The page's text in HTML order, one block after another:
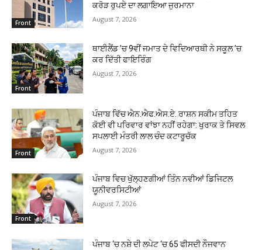
Front
ਕਰੋੜ ਰੁਪਏ ਦਾ ਲਗਾਇਆ ਜੁਰਮਾਨਾ
August 7, 2026
Front
ਥਾਈਲੈਂਡ ’ਚ 9ਵੀਂ ਜਮਾਤ ਦੇ ਵਿਦਿਆਰਥੀ ਨੇ ਸਕੂਲ ’ਚ
ਕਰ ਦਿੱਤੀ ਫਾਇਰਿੰਗ
August 7, 2026
Front
ਪੰਜਾਬ ਵਿੱਚ ਐਨ.ਐਫ.ਐਸ.ਏ. ਰਾਸ਼ਨ ਸਕੀਮ ਤਹਿਤ
ਕੋਈ ਵੀ ਪਰਿਵਾਰ ਵਾਂਝਾ ਨਹੀਂ ਰਹੇਗਾ: ਖੁਰਾਕ ਤੇ ਸਿਵਲ
ਸਪਲਾਈ ਮੰਤਰੀ ਲਾਲ ਚੰਦ ਕਟਾਰੂਚੱਕ
August 7, 2026
Front
ਪੰਜਾਬ ਵਿਚ ਖੁੱਲ੍ਹਣਗੀਆਂ ਤਿੰਨ ਨਵੀਆਂ ਡਿਜਿਟਲ
ਯੂਨੀਵਰਸਿਟੀਆਂ
August 7, 2026
ਪੰਜਾਬ ‘ਚ ਨਸ਼ੇ ਦੀ ਲਪੇਟ ‘ਚ 65 ਫੀਸਦੀ ਨੌਜਵਾਨ